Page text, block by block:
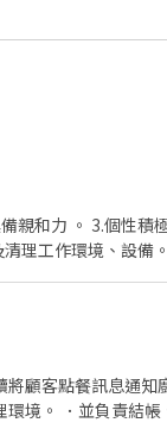
親和力 。 3.個性積
理工作環境、設備
顧客點餐訊息通
境。 ．並負責結